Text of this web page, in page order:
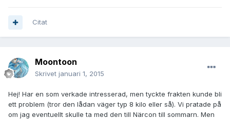
Citat
Moontoon
Skrivet januari 1, 2015
Hej! Har en som verkade intresserad, men tyckte frakten kunde bli
ett problem (tror den lådan väger typ 8 kilo eller så). Vi pratade på
om jag eventuellt skulle ta med den till Närcon till sommarn. Men